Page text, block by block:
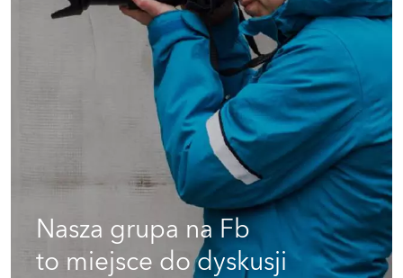
Nasza grupa na Fb
to miejsce do dyskusji